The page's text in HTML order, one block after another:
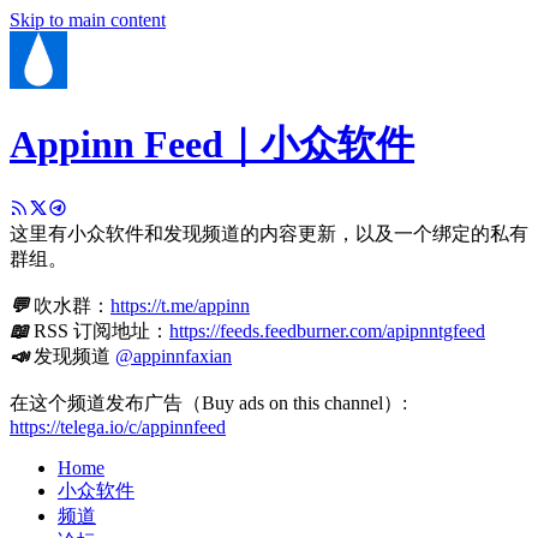
Skip to main content
Appinn Feed｜小众软件
这里有小众软件和发现频道的内容更新，以及一个绑定的私有
群组。
💬吹水群： https://t.me/appinn
📖RSS 订阅地址： https://feeds.feedburner.com/apipnntgfeed
📣发现频道 @appinnfaxian
在这个频道发布广告（Buy ads on this channel）:
https://telega.io/c/appinnfeed
Home
小众软件
频道